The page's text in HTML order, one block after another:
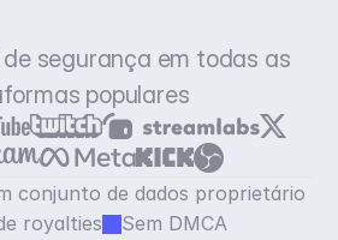
de segurança em todas as
populares
conjunto de dados proprietário
royalties
Sem DMCA